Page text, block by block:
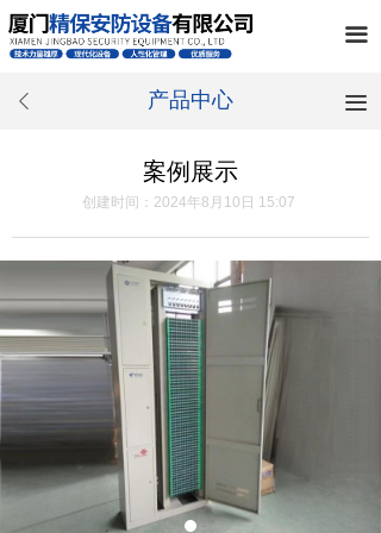
끀
案例展示
创建时间： 2024年8月10日 15:07
ꄴ 产品中心 끀